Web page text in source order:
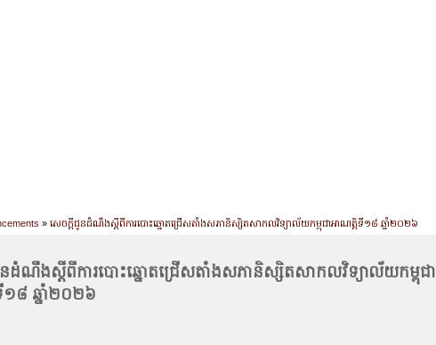
» សេចក្តីជូនដំណឹងស្តីពីការបោះឆ្នោតជ្រើសតាំងសភានិស្សិតសាកលវិទ្យាល័យកម្ពុជាអាណត្តិទី១៨ ឆ្នាំ២០២៦
ដំណឹងស្តីពីការបោះឆ្នោតជ្រើសតាំងសភានិស្សិតសាកលវិទ្យាល័យកម្ពុជា
១៨ ឆ្នាំ២០២៦